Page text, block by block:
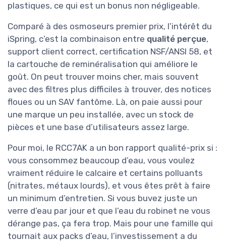
plastiques, ce qui est un bonus non négligeable.
Comparé à des osmoseurs premier prix, l’intérêt du
iSpring, c’est la combinaison entre qualité perçue,
support client correct, certification NSF/ANSI 58, et
la cartouche de reminéralisation qui améliore le
goût. On peut trouver moins cher, mais souvent
avec des filtres plus difficiles à trouver, des notices
floues ou un SAV fantôme. Là, on paie aussi pour
une marque un peu installée, avec un stock de
pièces et une base d’utilisateurs assez large.
Pour moi, le RCC7AK a un bon rapport qualité-prix si :
vous consommez beaucoup d’eau, vous voulez
vraiment réduire le calcaire et certains polluants
(nitrates, métaux lourds), et vous êtes prêt à faire
un minimum d’entretien. Si vous buvez juste un
verre d’eau par jour et que l’eau du robinet ne vous
dérange pas, ça fera trop. Mais pour une famille qui
tournait aux packs d’eau, l’investissement a du